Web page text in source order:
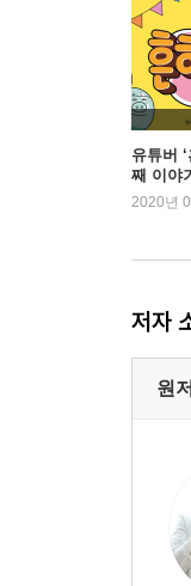
우당탕
유튜버
째 이야
위 등극
2020년
저자
원